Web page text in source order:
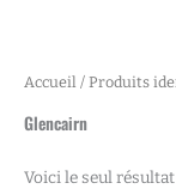
Accueil / Produits
Glencairn
Voici le seul résultat